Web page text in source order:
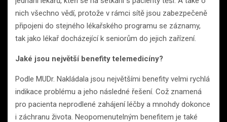
nich všechno vědí, protože v rámci sítě jsou zabezpečeně
připojeni do stejného lékařského programu se záznamy,
tak jako lékař docházející k seniorům do jejich zařízení.
Jaké jsou největší benefity telemedicíny?
Podle MUDr. Nakládala jsou největšími benefity velmi rychlá
indikace problému a jeho následné řešení. Což znamená
pro pacienta neprodlené zahájení léčby a mnohdy dokonce
i záchranu života. Neopomenutelným benefitem je také